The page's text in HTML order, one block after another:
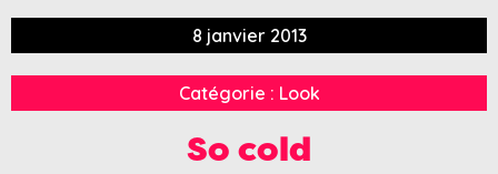
8 janvier 2013
Catégorie : Look
So cold